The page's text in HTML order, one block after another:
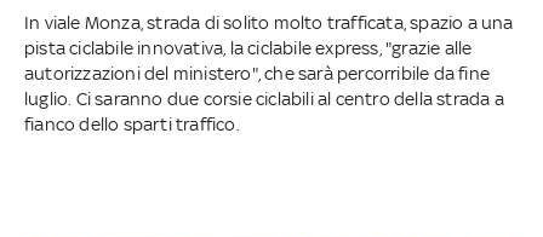
In viale Monza, strada di solito molto trafficata, spazio a una
pista ciclabile innovativa, la ciclabile express, "grazie alle
autorizzazioni del ministero", che sarà percorribile da fine
luglio. Ci saranno due corsie ciclabili al centro della strada a
fianco dello sparti traffico.